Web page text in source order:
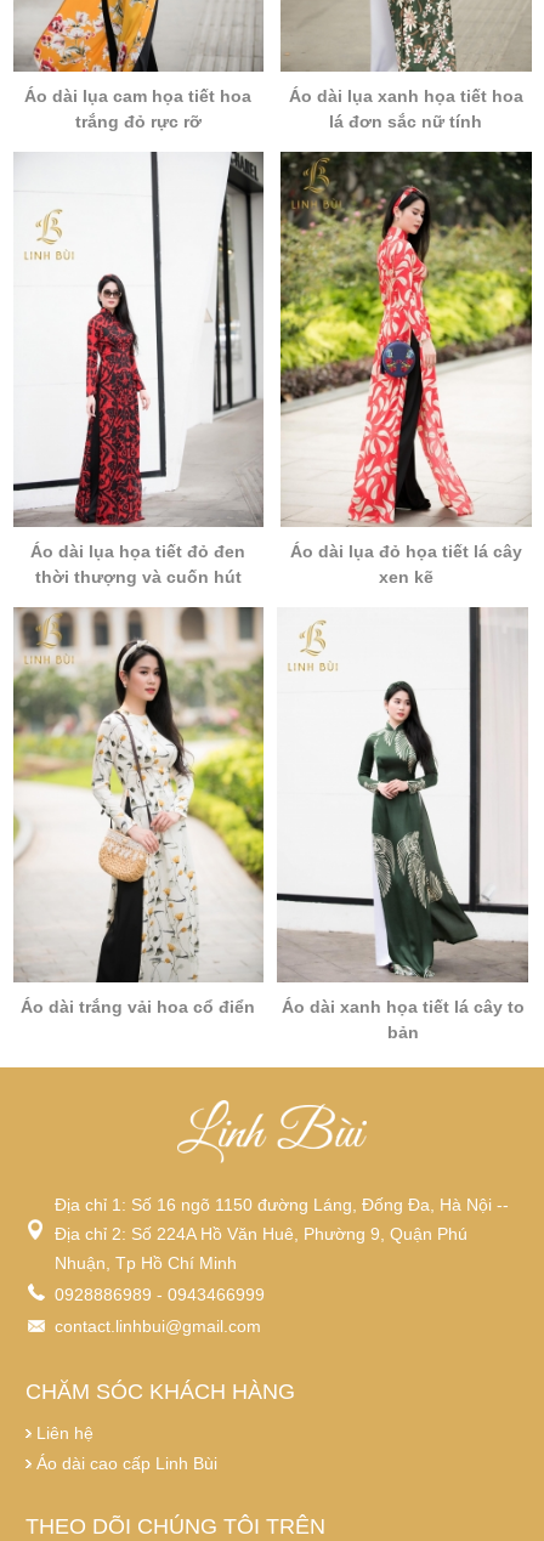
Áo dài lụa cam họa tiết hoa
trắng đỏ rực rỡ
Áo dài lụa xanh họa tiết hoa
lá đơn sắc nữ tính
Áo dài lụa họa tiết đỏ đen
thời thượng và cuốn hút
Áo dài lụa đỏ họa tiết lá cây
xen kẽ
Áo dài trắng vải hoa cổ điển
Áo dài xanh họa tiết lá cây to
bản
Địa chỉ 1: Số 16 ngõ 1150 đường Láng, Đống Đa, Hà Nội --
Địa chỉ 2: Số 224A Hồ Văn Huê, Phường 9, Quận Phú
Nhuận, Tp Hồ Chí Minh
0928886989 - 0943466999
contact.linhbui@gmail.com
CHĂM SÓC KHÁCH HÀNG
Liên hệ
Áo dài cao cấp Linh Bùi
THEO DÕI CHÚNG TÔI TRÊN